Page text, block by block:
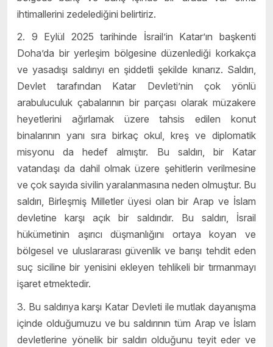
ihtimallerini zedelediğini belirtiriz.
2. 9 Eylül 2025 tarihinde İsrail’in Katar’ın başkenti
Doha’da bir yerleşim bölgesine düzenlediği korkakça
ve yasadışı saldırıyı en şiddetli şekilde kınarız. Saldırı,
Devlet tarafından Katar Devleti’nin çok yönlü
arabuluculuk çabalarının bir parçası olarak müzakere
heyetlerini ağırlamak üzere tahsis edilen konut
binalarının yanı sıra birkaç okul, kreş ve diplomatik
misyonu da hedef almıştır. Bu saldırı, bir Katar
vatandaşı da dahil olmak üzere şehitlerin verilmesine
ve çok sayıda sivilin yaralanmasına neden olmuştur. Bu
saldırı, Birleşmiş Milletler üyesi olan bir Arap ve İslam
devletine karşı açık bir saldırıdır. Bu saldırı, İsrail
hükümetinin aşırıcı düşmanlığını ortaya koyan ve
bölgesel ve uluslararası güvenlik ve barışı tehdit eden
suç siciline bir yenisini ekleyen tehlikeli bir tırmanmayı
işaret etmektedir.
3. Bu saldırıya karşı Katar Devleti ile mutlak dayanışma
içinde olduğumuzu ve bu saldırının tüm Arap ve İslam
devletlerine yönelik bir saldırı olduğunu teyit eder ve